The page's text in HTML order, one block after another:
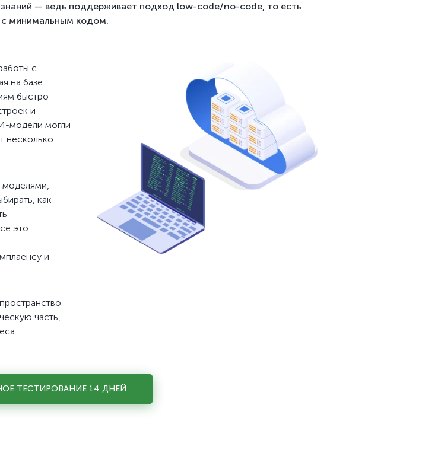
знаний — ведь поддерживает подход low-code/no-code, то есть
с минимальным кодом.
с
на базе
быстро
и
модели могли
несколько
моделями,
как
это
и
часть,
ТЕСТИРОВАНИЕ 14 ДНЕЙ